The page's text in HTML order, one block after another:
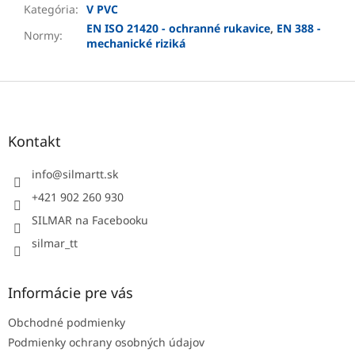
Kategória: V PVC
Normy: EN ISO 21420 - ochranné rukavice, EN 388 -
mechanické riziká
Z
Kontakt
info@silmartt.sk
+421 902 260 930
SILMAR na Facebooku
silmar_tt
Informácie pre vás
Obchodné podmienky
Podmienky ochrany osobných údajov